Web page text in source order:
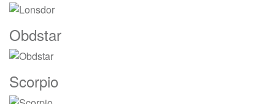
Obdstar
Scorpio